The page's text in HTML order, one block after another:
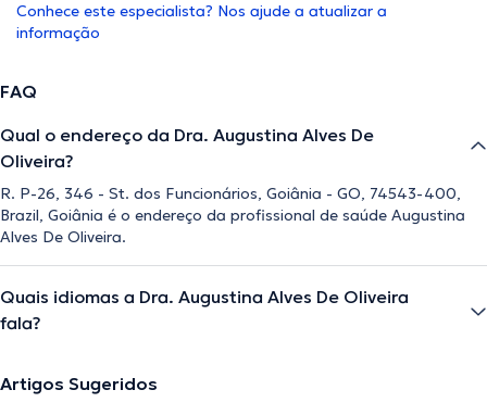
Conhece este especialista? Nos ajude a atualizar a
informação
FAQ
Qual o endereço da Dra. Augustina Alves De
Oliveira?
R. P-26, 346 - St. dos Funcionários, Goiânia - GO, 74543-400,
Brazil, Goiânia é o endereço da profissional de saúde Augustina
Alves De Oliveira.
Quais idiomas a Dra. Augustina Alves De Oliveira
fala?
Artigos Sugeridos